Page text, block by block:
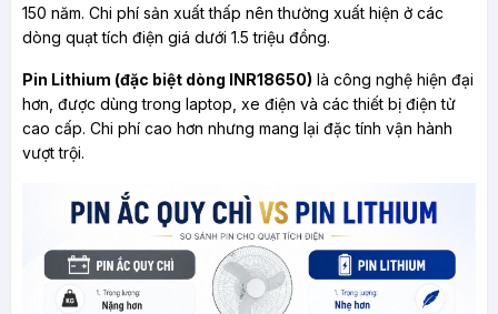
150 năm. Chi phí sản xuất thấp nên thường xuất hiện ở các
dòng quạt tích điện giá dưới 1.5 triệu đồng.
Pin Lithium (đặc biệt dòng INR18650) là công nghệ hiện đại
hơn, được dùng trong laptop, xe điện và các thiết bị điện tử
cao cấp. Chi phí cao hơn nhưng mang lại đặc tính vận hành
vượt trội.